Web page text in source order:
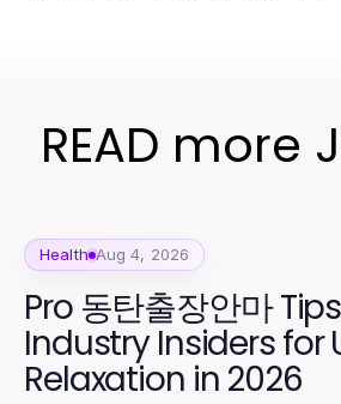
READ more
Health Aug 4, 2026
Pro 동탄출장안마
Industry Insiders for
Relaxation in 2026